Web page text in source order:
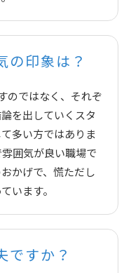
の印象は？
のではなく、それぞ
を出していくスタ
多い方ではありま
囲気が良い職場で
かげで、慌ただし
います。
ですか？